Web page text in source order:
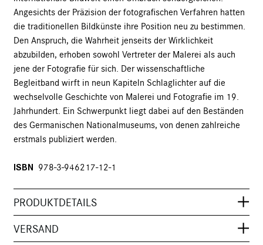
Angesichts der Präzision der fotografischen Verfahren hatten
die traditionellen Bildkünste ihre Position neu zu bestimmen.
Den Anspruch, die Wahrheit jenseits der Wirklichkeit
abzubilden, erhoben sowohl Vertreter der Malerei als auch
jene der Fotografie für sich. Der wissenschaftliche
Begleitband wirft in neun Kapiteln Schlaglichter auf die
wechselvolle Geschichte von Malerei und Fotografie im 19.
Jahrhundert. Ein Schwerpunkt liegt dabei auf den Beständen
des Germanischen Nationalmuseums, von denen zahlreiche
erstmals publiziert werden.
ISBN 978-3-946217-12-1
PRODUKTDETAILS
VERSAND